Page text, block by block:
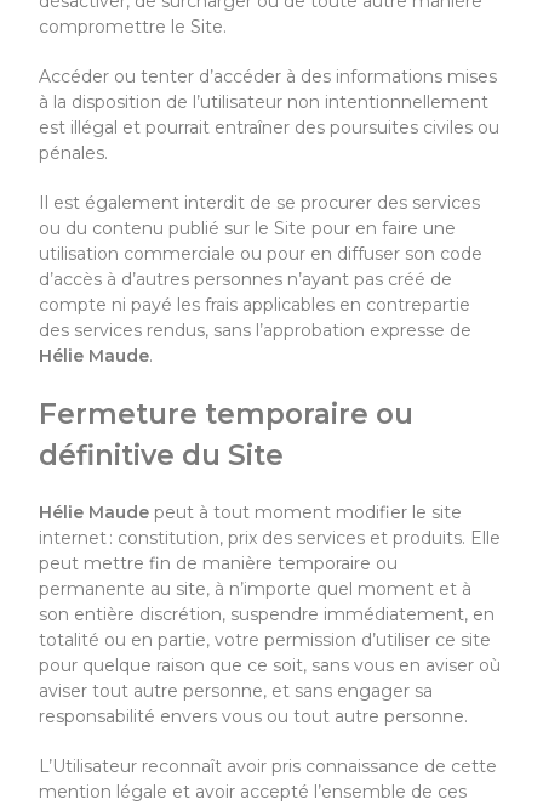
compromettre le Site.
Accéder ou tenter d’accéder à des informations mises
à la disposition de l’utilisateur non intentionnellement
est illégal et pourrait entraîner des poursuites civiles ou
pénales.
Il est également interdit de se procurer des services
ou du contenu publié sur le Site pour en faire une
utilisation commerciale ou pour en diffuser son code
d’accès à d’autres personnes n’ayant pas créé de
compte ni payé les frais applicables en contrepartie
des services rendus, sans l’approbation expresse de
Hélie Maude.
Fermeture temporaire ou
définitive du Site
Hélie Maude peut à tout moment modifier le site
internet : constitution, prix des services et produits. Elle
peut mettre fin de manière temporaire ou
permanente au site, à n’importe quel moment et à
son entière discrétion, suspendre immédiatement, en
totalité ou en partie, votre permission d’utiliser ce site
pour quelque raison que ce soit, sans vous en aviser où
aviser tout autre personne, et sans engager sa
responsabilité envers vous ou tout autre personne.
L’Utilisateur reconnaît avoir pris connaissance de cette
mention légale et avoir accepté l’ensemble de ces